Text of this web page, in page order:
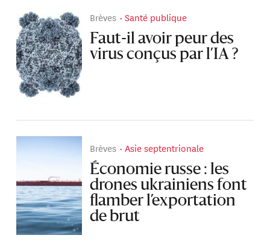
Brèves Santé publique
Faut-il avoir peur des
virus conçus par l’IA ?
Brèves Asie septentrionale
Économie russe : les
drones ukrainiens font
flamber l’exportation
de brut